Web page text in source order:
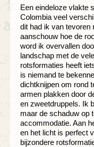
Een eindeloze vlakte
Colombia veel
dit had ik van tevoren
aanschouw hoe de
word ik overvallen
landschap met de
rotsformaties heeft
is niemand te
dichtknijpen om rond
armen plakken door
en zweetdruppels. Ik
maar de schaduw op
accommodatie. Aan
en het licht is perfect
bijzondere